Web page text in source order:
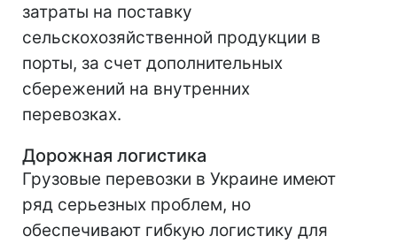
затраты на поставку
сельскохозяйственной продукции в
порты, за счет дополнительных
сбережений на внутренних
перевозках.
Дорожная логистика
Грузовые перевозки в Украине имеют
ряд серьезных проблем, но
обеспечивают гибкую логистику для